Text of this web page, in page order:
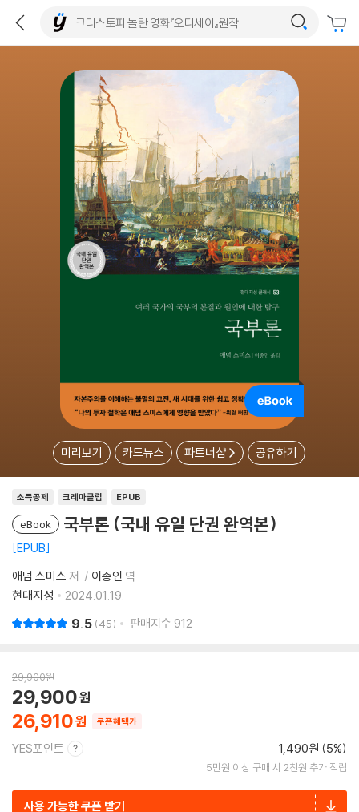
미리보기 카드뉴스 파트너샵 공유하기
소득공제 크레마클럽 EPUB
eBook 국부론 (국내 유일 단권 완역본)
EPUB
애덤 스미스 저 이종인 역
현대지성
2024.01.19.
9.5 45 판매지수 912
29,900원
26,910
29,900
쿠폰혜택가
YES포인트 1,490원 (5%)
5만원 이상 구매 시 2천원 추가 적립
사용 가능한 쿠폰 받기